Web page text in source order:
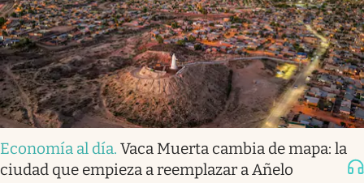
Economía al día. Vaca Muerta cambia de mapa: la
ciudad que empieza a reemplazar a Añelo